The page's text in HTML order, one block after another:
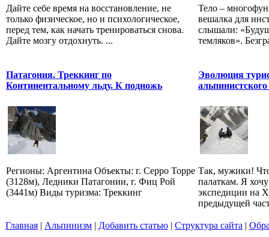
Дайте себе время на восстановление, не
только физическое, но и психологическое,
перед тем, как начать тренироваться снова.
Дайте мозгу отдохнуть. ...
Тело –
вешалка для
слышали:
темляков».
Патагония. Треккинг по
Континентальному льду. К подножь
Регионы: Аргентина Объекты: г. Серро Торре
(3128м), Ледники Патагонии, г. Фиц Рой
(3441м) Виды туризма: Треккинг
Эволюция
Так, мужики!
палаткам. Я
экспедиции на
предыдущей
Главная | Альпинизм | Добавить статью | Структура сайта |